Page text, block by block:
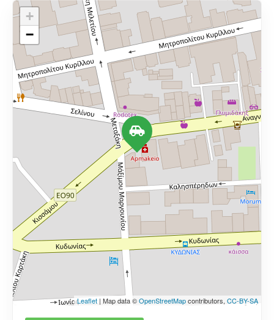
+
−
Leaflet | Map data ©OpenStreetMapcontributors, CC-BY-SA